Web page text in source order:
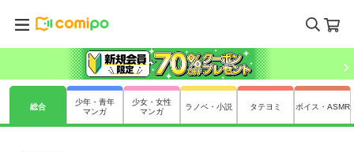
総合
少年・青年
マンガ
少女・女性
マンガ
ラノベ・小説 タテヨミ ボイス・ASMR